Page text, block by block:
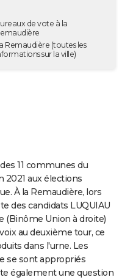
de vote à la
Remaudière (toutes les
sur la ville)
11 communes du
2021 aux élections
À la Remaudière, lors
des candidats LUQUIAU
(Binôme Union à droite)
au deuxième tour, ce
dans l'urne. Les
se sont appropriés
également une question